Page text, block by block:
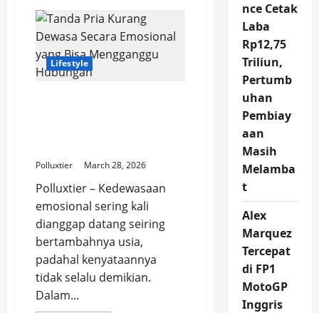
Pratama
Jelaskan
Penyebab
Jatuh
di
Moto3
Lifestyle
Polluxtier March 28, 2026
Polluxtier – Kedewasaan
emosional sering kali
dianggap datang seiring
bertambahnya usia,
padahal kenyataannya
tidak selalu demikian.
Dalam...
nce Cetak
Laba
Rp12,75
Triliun,
Pertumb
uhan
Pembiay
aan
Masih
Melamba
t
Alex
Marquez
Tercepat
di FP1
MotoGP
Inggris